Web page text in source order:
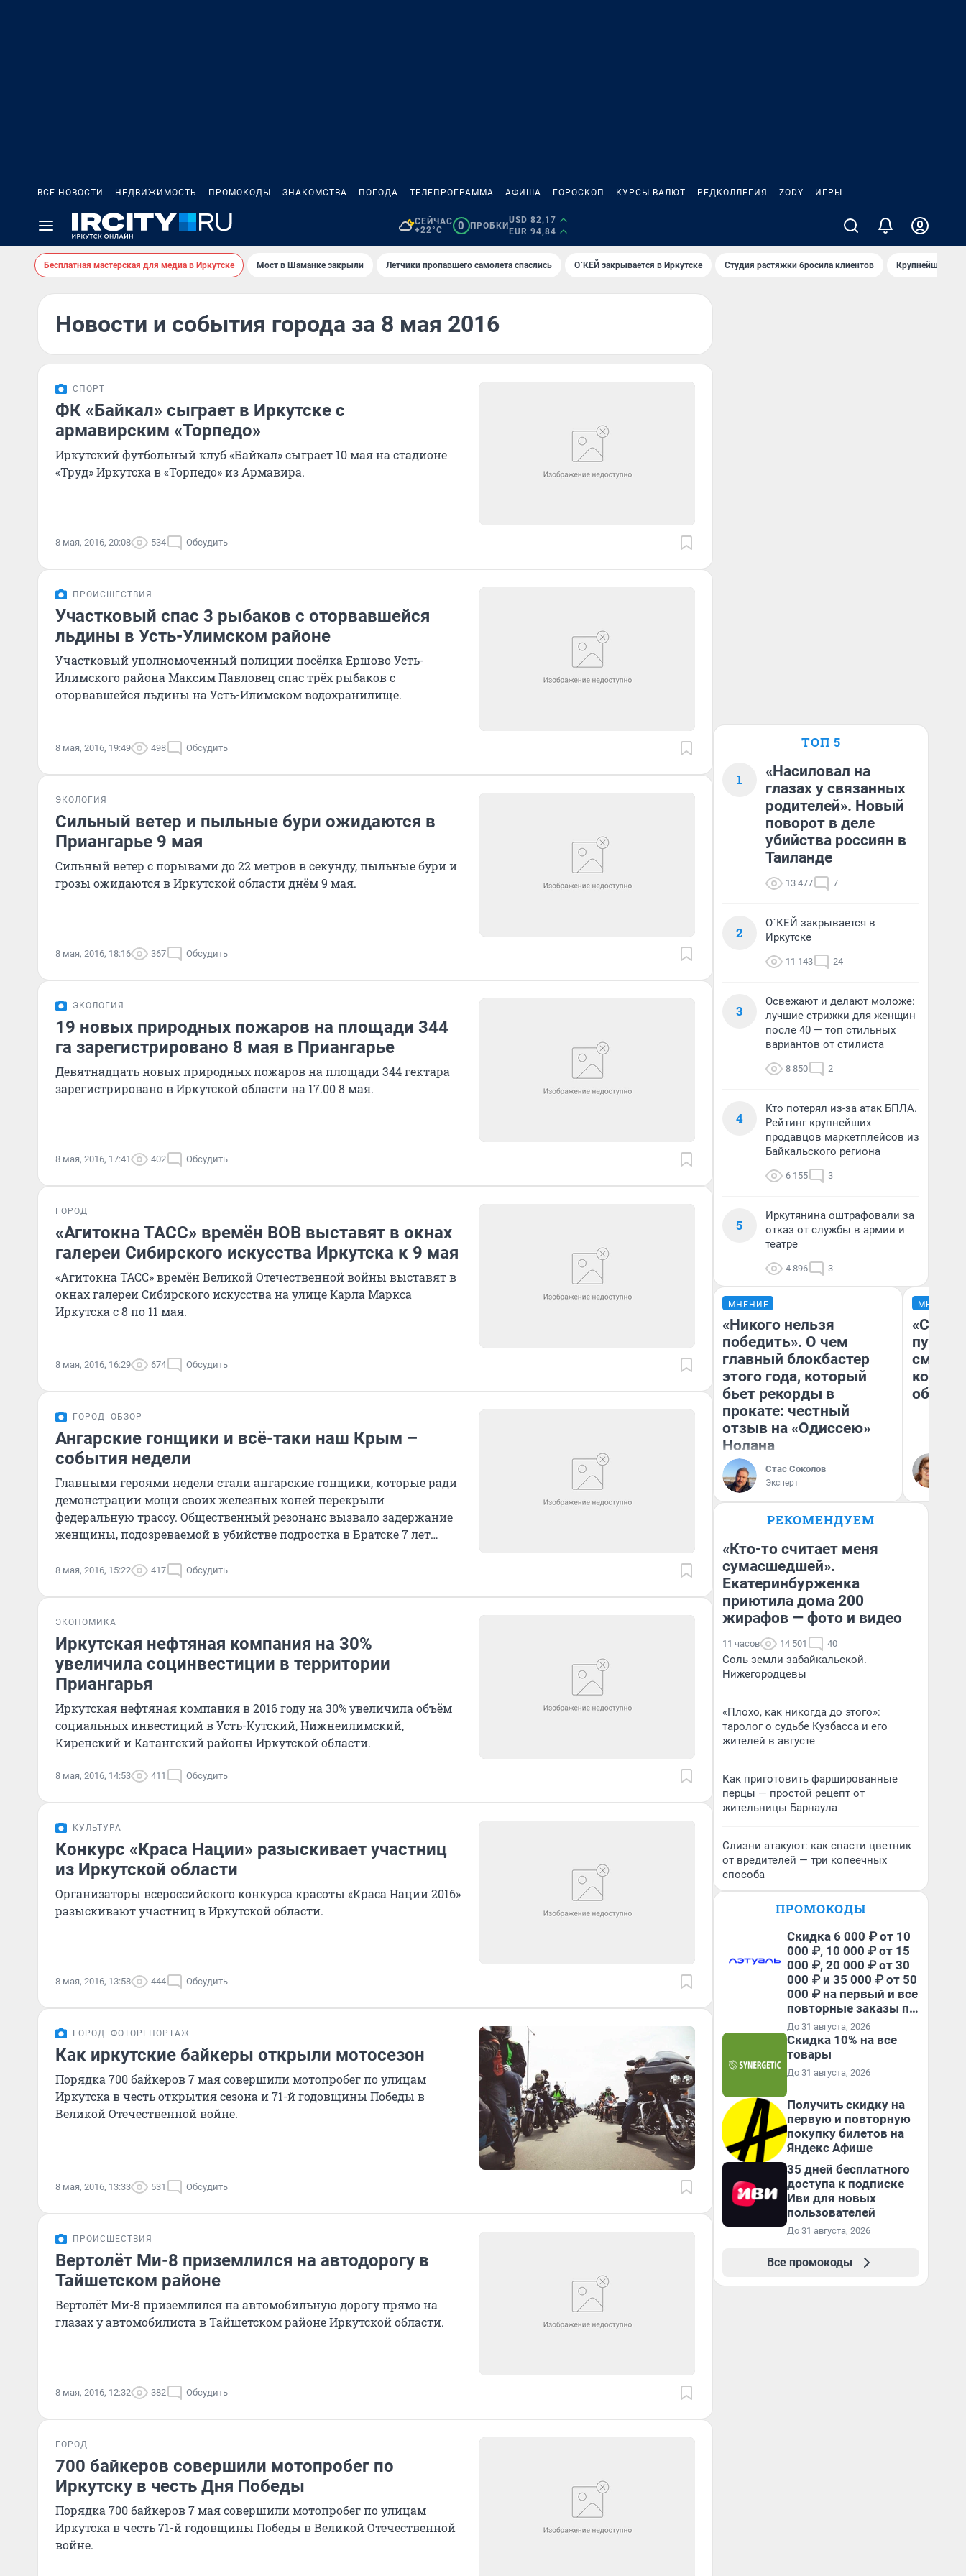
ВСЕ НОВОСТИ НЕДВИЖИМОСТЬ ПРОМОКОДЫ ЗНАКОМСТВА ПОГОДА ТЕЛЕПРОГРАММА АФИША ГОРОСКОП КУРСЫ ВАЛЮТ РЕДКОЛЛЕГИЯ ZODY ИГРЫ
СЕЙЧАС
+22°C
0 ПРОБКИ
USD 82,17
EUR 94,84
Бесплатная мастерская для медиа в Иркутске Мост в Шаманке закрыли Летчики пропавшего самолета спаслись О`КЕЙ закрывается в Иркутске Студия растяжки бросила клиентов Крупнейшие
Новости и события города за 8 мая 2016
СПОРТ
ФК «Байкал» сыграет в Иркутске с
армавирским «Торпедо»
Иркутский футбольный клуб «Байкал» сыграет 10 мая на стадионе
«Труд» Иркутска в «Торпедо» из Армавира.
8 мая, 2016, 20:08 534 Обсудить
ПРОИСШЕСТВИЯ
Участковый спас 3 рыбаков с оторвавшейся
льдины в Усть-Улимском районе
Участковый уполномоченный полиции посёлка Ершово Усть-
Илимского района Максим Павловец спас трёх рыбаков с
оторвавшейся льдины на Усть-Илимском водохранилище.
8 мая, 2016, 19:49 498 Обсудить
ЭКОЛОГИЯ
Сильный ветер и пыльные бури ожидаются в
Приангарье 9 мая
Сильный ветер с порывами до 22 метров в секунду, пыльные бури и
грозы ожидаются в Иркутской области днём 9 мая.
8 мая, 2016, 18:16 367 Обсудить
ЭКОЛОГИЯ
19 новых природных пожаров на площади 344
га зарегистрировано 8 мая в Приангарье
Девятнадцать новых природных пожаров на площади 344 гектара
зарегистрировано в Иркутской области на 17.00 8 мая.
8 мая, 2016, 17:41 402 Обсудить
ГОРОД
«Агитокна ТАСС» времён ВОВ выставят в окнах
галереи Сибирского искусства Иркутска к 9 мая
«Агитокна ТАСС» времён Великой Отечественной войны выставят в
окнах галереи Сибирского искусства на улице Карла Маркса
Иркутска с 8 по 11 мая.
8 мая, 2016, 16:29 674 Обсудить
ГОРОД ОБЗОР
Ангарские гонщики и всё-таки наш Крым –
события недели
Главными героями недели стали ангарские гонщики, которые ради
демонстрации мощи своих железных коней перекрыли
федеральную трассу. Общественный резонанс вызвало задержание
женщины, подозреваемой в убийстве подростка в Братске 7 лет
8 мая, 2016, 15:22 417 Обсудить
ЭКОНОМИКА
Иркутская нефтяная компания на 30%
увеличила социнвестиции в территории
Приангарья
Иркутская нефтяная компания в 2016 году на 30% увеличила объём
социальных инвестиций в Усть-Кутский, Нижнеилимский,
Киренский и Катангский районы Иркутской области.
8 мая, 2016, 14:53 411 Обсудить
КУЛЬТУРА
Конкурс «Краса Нации» разыскивает участниц
из Иркутской области
Организаторы всероссийского конкурса красоты «Краса Нации 2016»
разыскивают участниц в Иркутской области.
8 мая, 2016, 13:58 444 Обсудить
ГОРОД ФОТОРЕПОРТАЖ
Как иркутские байкеры открыли мотосезон
Порядка 700 байкеров 7 мая совершили мотопробег по улицам
Иркутска в честь открытия сезона и 71-й годовщины Победы в
Великой Отечественной войне.
8 мая, 2016, 13:33 531 Обсудить
ПРОИСШЕСТВИЯ
Вертолёт Ми-8 приземлился на автодорогу в
Тайшетском районе
Вертолёт Ми-8 приземлился на автомобильную дорогу прямо на
глазах у автомобилиста в Тайшетском районе Иркутской области.
8 мая, 2016, 12:32 382 Обсудить
ГОРОД
700 байкеров совершили мотопробег по
Иркутску в честь Дня Победы
Порядка 700 байкеров 7 мая совершили мотопробег по улицам
Иркутска в честь 71-й годовщины Победы в Великой Отечественной
войне.
ТОП 5
1
«Насиловал на
глазах у связанных
родителей». Новый
поворот в деле
убийства россиян в
Таиланде
13 477 7
2
О`КЕЙ закрывается в
Иркутске
11 143 24
3
Освежают и делают моложе:
лучшие стрижки для женщин
после 40 — топ стильных
вариантов от стилиста
8 850 2
4
Кто потерял из-за атак БПЛА.
Рейтинг крупнейших
продавцов маркетплейсов из
Байкальского региона
6 155 3
5
Иркутянина оштрафовали за
отказ от службы в армии и
театре
4 896 3
МНЕНИЕ
«Никого нельзя
победить». О чем
главный блокбастер
этого года, который
бьет рекорды в
прокате: честный
отзыв на «Одиссею»
Нолана
Стас Соколов
Эксперт
МНЕНИЕ
РЕКОМЕНДУЕМ
«Кто-то считает меня
сумасшедшей».
Екатеринбурженка
приютила дома 200
жирафов — фото и видео
11 часов 14 501 40
Соль земли забайкальской.
Нижегородцевы
«Плохо, как никогда до этого»:
таролог о судьбе Кузбасса и его
жителей в августе
Как приготовить фаршированные
перцы — простой рецепт от
жительницы Барнаула
Слизни атакуют: как спасти цветник
от вредителей — три копеечных
способа
ПРОМОКОДЫ
Скидка 6 000 ₽ от 10
000 ₽, 10 000 ₽ от 15
000 ₽, 20 000 ₽ от 30
000 ₽ и 35 000 ₽ от 50
000 ₽ на первый и все
повторные заказы по
промокоду НАБЕРИ
До 31 августа, 2026
Скидка 10% на все
товары
До 31 августа, 2026
Получить скидку на
первую и повторную
покупку билетов на
Яндекс Афише
35 дней бесплатного
доступа к подписке
Иви для новых
пользователей
До 31 августа, 2026
Все промокоды